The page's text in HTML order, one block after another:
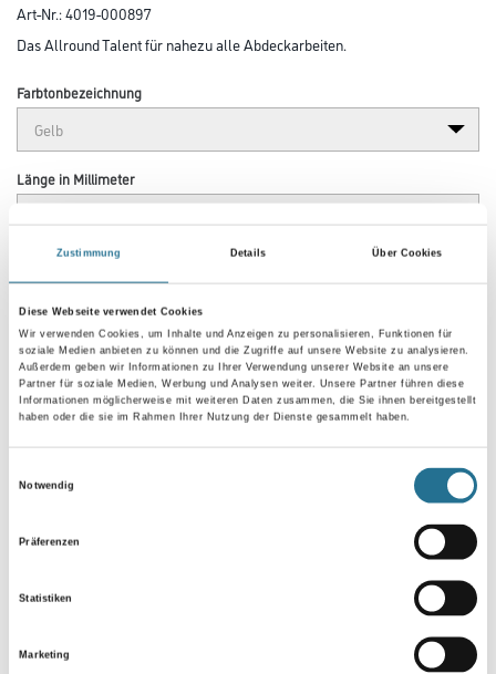
Zustimmung Details Über Cookies
Diese Webseite verwendet Cookies
Wir verwenden Cookies, um Inhalte und Anzeigen zu personalisieren, Funktionen für
soziale Medien anbieten zu können und die Zugriffe auf unsere Website zu analysieren.
Außerdem geben wir Informationen zu Ihrer Verwendung unserer Website an unsere
Partner für soziale Medien, Werbung und Analysen weiter. Unsere Partner führen diese
Informationen möglicherweise mit weiteren Daten zusammen, die Sie ihnen bereitgestellt
haben oder die sie im Rahmen Ihrer Nutzung der Dienste gesammelt haben.
Notwendig
Präferenzen
Statistiken
Marketing
Art-Nr.:4019-000897
Das Allround Talent für nahezu alle Abdeckarbeiten.
Farbtonbezeichnung
Länge in Millimeter
Breite in millimeter
Umrechnungsfaktoren